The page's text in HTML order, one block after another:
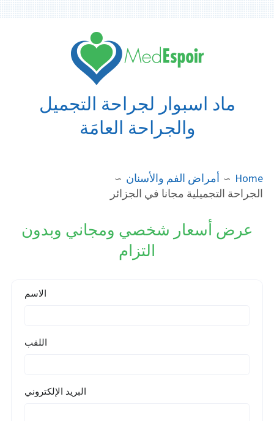
ماد اسبوار لجراحة التجميل
والجراحة العامَة
Home
أمراض الفم والأسنان
الجراحة التجميلية مجانا في الجزائر
عرض أسعار شخصي ومجاني وبدون
التزام